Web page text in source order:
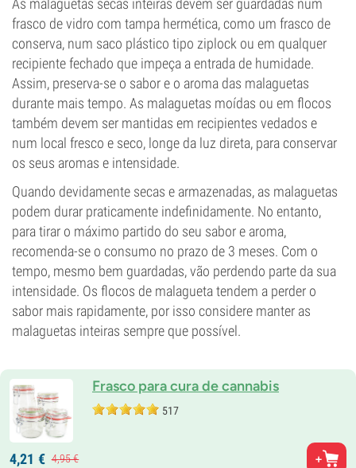
As malaguetas secas inteiras devem ser guardadas num
frasco de vidro com tampa hermética, como um frasco de
conserva, num saco plástico tipo ziplock ou em qualquer
recipiente fechado que impeça a entrada de humidade.
Assim, preserva-se o sabor e o aroma das malaguetas
durante mais tempo. As malaguetas moídas ou em flocos
também devem ser mantidas em recipientes vedados e
num local fresco e seco, longe da luz direta, para conservar
os seus aromas e intensidade.
Quando devidamente secas e armazenadas, as malaguetas
podem durar praticamente indefinidamente. No entanto,
para tirar o máximo partido do seu sabor e aroma,
recomenda-se o consumo no prazo de 3 meses. Com o
tempo, mesmo bem guardadas, vão perdendo parte da sua
intensidade. Os flocos de malagueta tendem a perder o
sabor mais rapidamente, por isso considere manter as
malaguetas inteiras sempre que possível.
Frasco para cura de cannabis
517
4,21 € 4,95€